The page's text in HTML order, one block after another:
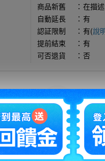
商品新舊
： 在描
自動延長
： 有
認証限制
： 有(說
提前結束
： 有
可否退貨
： 否
出價競